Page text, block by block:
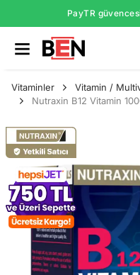
PayTR
Vitaminler
Vitamin /
Nutraxin B12 Vitamin